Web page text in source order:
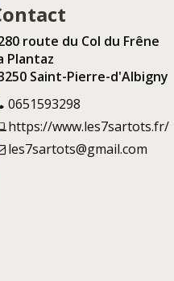
route du Col du Frêne
Plantaz
Saint-Pierre-d'Albigny
0651593298
https://www.les7sartots.fr/
les7sartots@gmail.com